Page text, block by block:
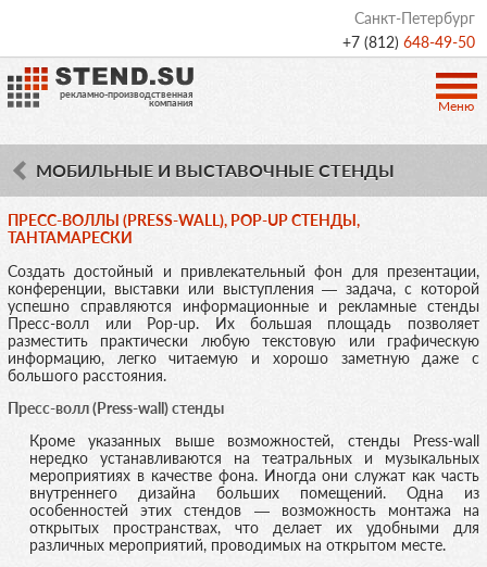
рекламно-производственная
компания
Санкт-Петербург
+7 (812)648-49-50
Меню
МОБИЛЬНЫЕ И ВЫСТАВОЧНЫЕ СТЕНДЫ
ПРЕСС-ВОЛЛЫ (PRESS-WALL), POP-UP СТЕНДЫ,
ТАНТАМАРЕСКИ
Создать достойный и привлекательный фон для презентации,
конференции, выставки или выступления — задача, с которой
успешно справляются информационные и рекламные стенды
Пресс-волл или Pop-up. Их большая площадь позволяет
разместить практически любую текстовую или графическую
информацию, легко читаемую и хорошо заметную даже с
большого расстояния.
Пресс-волл (Press-wall) стенды
Кроме указанных выше возможностей, стенды Press-wall
нередко устанавливаются на театральных и музыкальных
мероприятиях в качестве фона. Иногда они служат как часть
внутреннего дизайна больших помещений. Одна из
особенностей этих стендов — возможность монтажа на
открытых пространствах, что делает их удобными для
различных мероприятий, проводимых на открытом месте.